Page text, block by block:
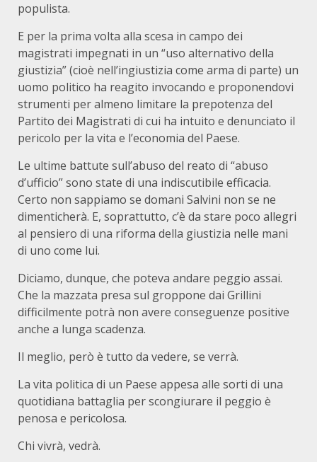
populista.
E per la prima volta alla scesa in campo dei
magistrati impegnati in un “uso alternativo della
giustizia” (cioè nell’ingiustizia come arma di parte) un
uomo politico ha reagito invocando e proponendovi
strumenti per almeno limitare la prepotenza del
Partito dei Magistrati di cui ha intuito e denunciato il
pericolo per la vita e l’economia del Paese.
Le ultime battute sull’abuso del reato di “abuso
d’ufficio” sono state di una indiscutibile efficacia.
Certo non sappiamo se domani Salvini non se ne
dimenticherà. E, soprattutto, c’è da stare poco allegri
al pensiero di una riforma della giustizia nelle mani
di uno come lui.
Diciamo, dunque, che poteva andare peggio assai.
Che la mazzata presa sul groppone dai Grillini
difficilmente potrà non avere conseguenze positive
anche a lunga scadenza.
Il meglio, però è tutto da vedere, se verrà.
La vita politica di un Paese appesa alle sorti di una
quotidiana battaglia per scongiurare il peggio è
penosa e pericolosa.
Chi vivrà, vedrà.